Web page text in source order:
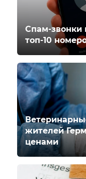
Спам-звонки
топ-10
жителей
ценами